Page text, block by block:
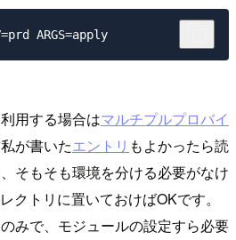
用する場合はマルチプルプロバイ
が書いたエントリ もよかったら読
そもそも環境を分ける必要がなけ
クトリに置いておけばOKです。
みで、モジュールの設定すら必要